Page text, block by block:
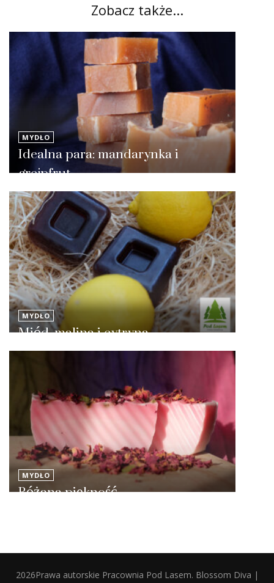
Zobacz także...
MYDŁO
Idealna para: mandarynka i
grejpfrut
MYDŁO
Miód, malina i cytryna
MYDŁO
Różana piękność
2026Prawa autorskie Pracownia Pod Lasem. Blossom Diva |